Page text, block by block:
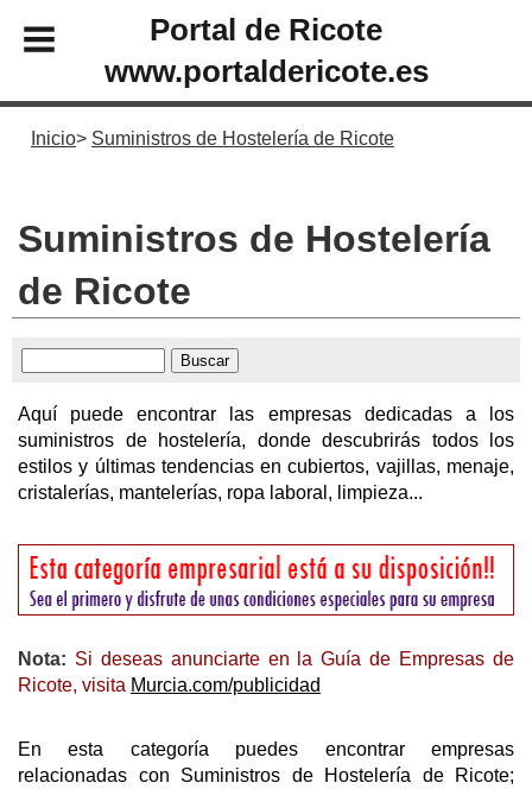
Portal de Ricote
www.portaldericote.es
Inicio Suministros de Hostelería de Ricote
Suministros de Hostelería
de Ricote
Aquí puede encontrar las empresas dedicadas a los
suministros de hostelería, donde descubrirás todos los
estilos y últimas tendencias en cubiertos, vajillas, menaje,
cristalerías, mantelerías, ropa laboral, limpieza...
Nota: Si deseas anunciarte en la Guía de Empresas de
Ricote, visita Murcia.com/publicidad
En esta categoría puedes encontrar empresas
relacionadas con Suministros de Hostelería de Ricote;